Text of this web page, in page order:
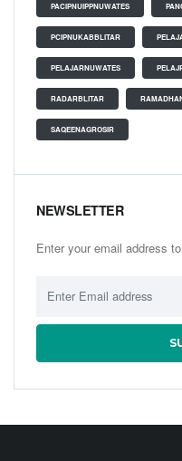
PACIPNUIPPNUWATES
PCIPNUKABBLITAR
PELAJARNUWATES
RADARBLITAR
SAQEENAGROSIR
NEWSLETTER
Enter your email address